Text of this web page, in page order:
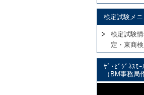
検定試験メニ
検定試験
定・東商
ｻﾞ･ﾋﾞｼﾞﾈｽﾓ
（BM事務局